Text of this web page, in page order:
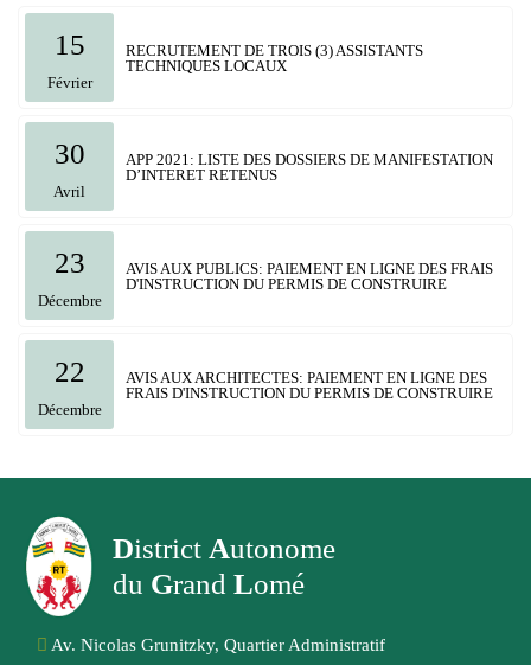
15
Février
RECRUTEMENT DE TROIS (3) ASSISTANTS
TECHNIQUES LOCAUX
30
Avril
APP 2021: LISTE DES DOSSIERS DE MANIFESTATION
D’INTERET RETENUS
23
Décembre
AVIS AUX PUBLICS: PAIEMENT EN LIGNE DES FRAIS
D'INSTRUCTION DU PERMIS DE CONSTRUIRE
22
Décembre
AVIS AUX ARCHITECTES: PAIEMENT EN LIGNE DES
FRAIS D'INSTRUCTION DU PERMIS DE CONSTRUIRE
District Autonome
du Grand Lomé
Av. Nicolas Grunitzky, Quartier Administratif